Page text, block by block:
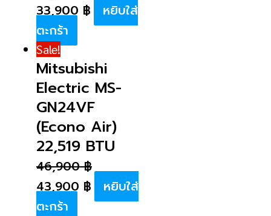
33,900 ฿
หยิบใส่
ตะกร้า
Sale!
Mitsubishi
Electric MS-
GN24VF
(Econo Air)
22,519 BTU
46,900฿
43,900 ฿
หยิบใส่
ตะกร้า